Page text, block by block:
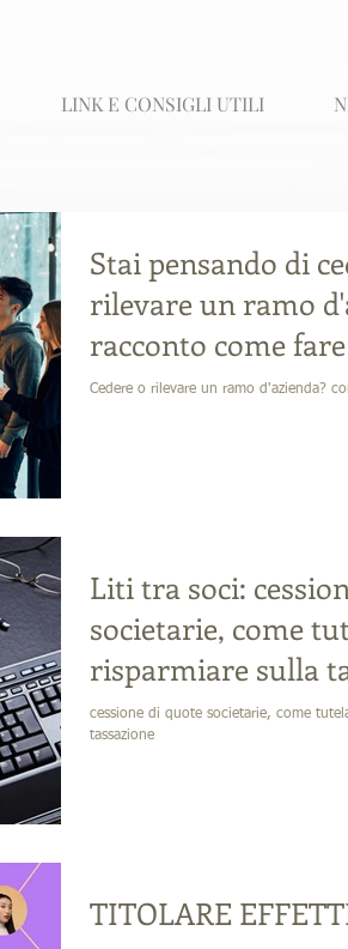
LINK E CONSIGLI UTILI
Stai pensando di
rilevare un ramo
racconto come
rivolgerti
Cedere o rilevare un ramo d'azienda?
Liti tra soci:
societarie, come
risparmiare sulla
cessione di quote societarie, come
tassazione
TITOLARE